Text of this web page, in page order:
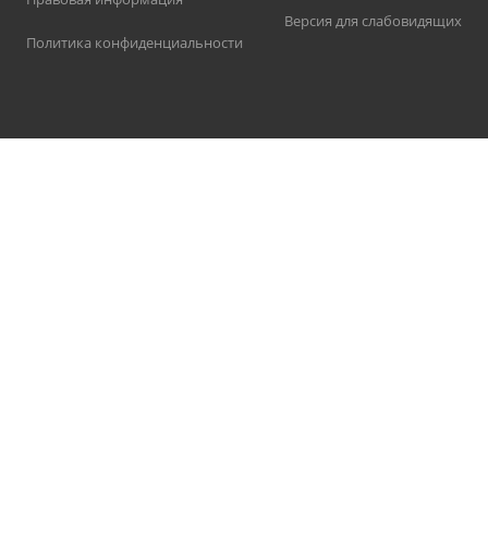
Политика конфиденциальности
Версия для слабовидящих